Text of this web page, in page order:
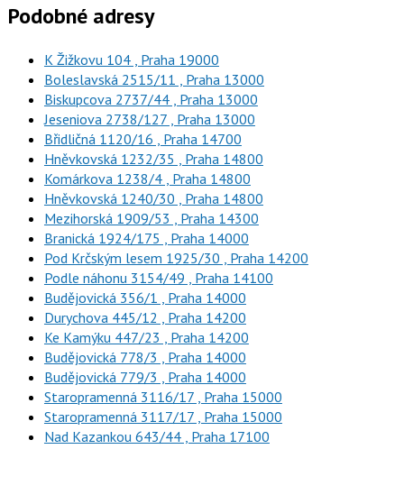
Podobné adresy
K Žižkovu 104 , Praha 19000
Boleslavská 2515/11 , Praha 13000
Biskupcova 2737/44 , Praha 13000
Jeseniova 2738/127 , Praha 13000
Břidličná 1120/16 , Praha 14700
Hněvkovská 1232/35 , Praha 14800
Komárkova 1238/4 , Praha 14800
Hněvkovská 1240/30 , Praha 14800
Mezihorská 1909/53 , Praha 14300
Branická 1924/175 , Praha 14000
Pod Krčským lesem 1925/30 , Praha 14200
Podle náhonu 3154/49 , Praha 14100
Budějovická 356/1 , Praha 14000
Durychova 445/12 , Praha 14200
Ke Kamýku 447/23 , Praha 14200
Budějovická 778/3 , Praha 14000
Budějovická 779/3 , Praha 14000
Staropramenná 3116/17 , Praha 15000
Staropramenná 3117/17 , Praha 15000
Nad Kazankou 643/44 , Praha 17100